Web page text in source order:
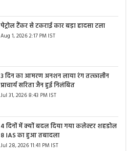
पेट्रोल टैंकर से टकराई कार बड़ा हादसा टला
Aug 1, 2026 2:17 PM IST
3 दिन का आमरण अनशन लाया रंग तत्कालीन
प्राचार्य सरिता जैन हुई निलंबित
Jul 31, 2026 8:43 PM IST
4 दिनों में क्यों बदल दिया गया कलेक्टर शहडोल
8 IAS का हुआ तबादला
Jul 28, 2026 11:41 PM IST